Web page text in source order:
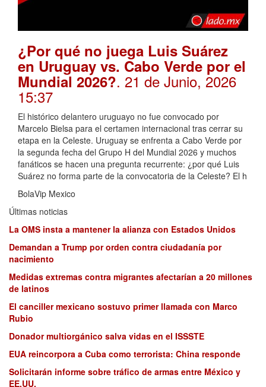
¿Por qué no juega Luis Suárez
en Uruguay vs. Cabo Verde por el
Mundial 2026?. 21 de Junio, 2026
15:37
El histórico delantero uruguayo no fue convocado por
Marcelo Bielsa para el certamen internacional tras cerrar su
etapa en la Celeste. Uruguay se enfrenta a Cabo Verde por
la segunda fecha del Grupo H del Mundial 2026 y muchos
fanáticos se hacen una pregunta recurrente: ¿por qué Luis
Suárez no forma parte de la convocatoria de la Celeste? El h
BolaVip Mexico
Últimas noticias
La OMS insta a mantener la alianza con Estados Unidos
Demandan a Trump por orden contra ciudadanía por
nacimiento
Medidas extremas contra migrantes afectarían a 20 millones
de latinos
El canciller mexicano sostuvo primer llamada con Marco
Rubio
Donador multiorgánico salva vidas en el ISSSTE
EUA reincorpora a Cuba como terrorista: China responde
Solicitarán informe sobre tráfico de armas entre México y
EE.UU.